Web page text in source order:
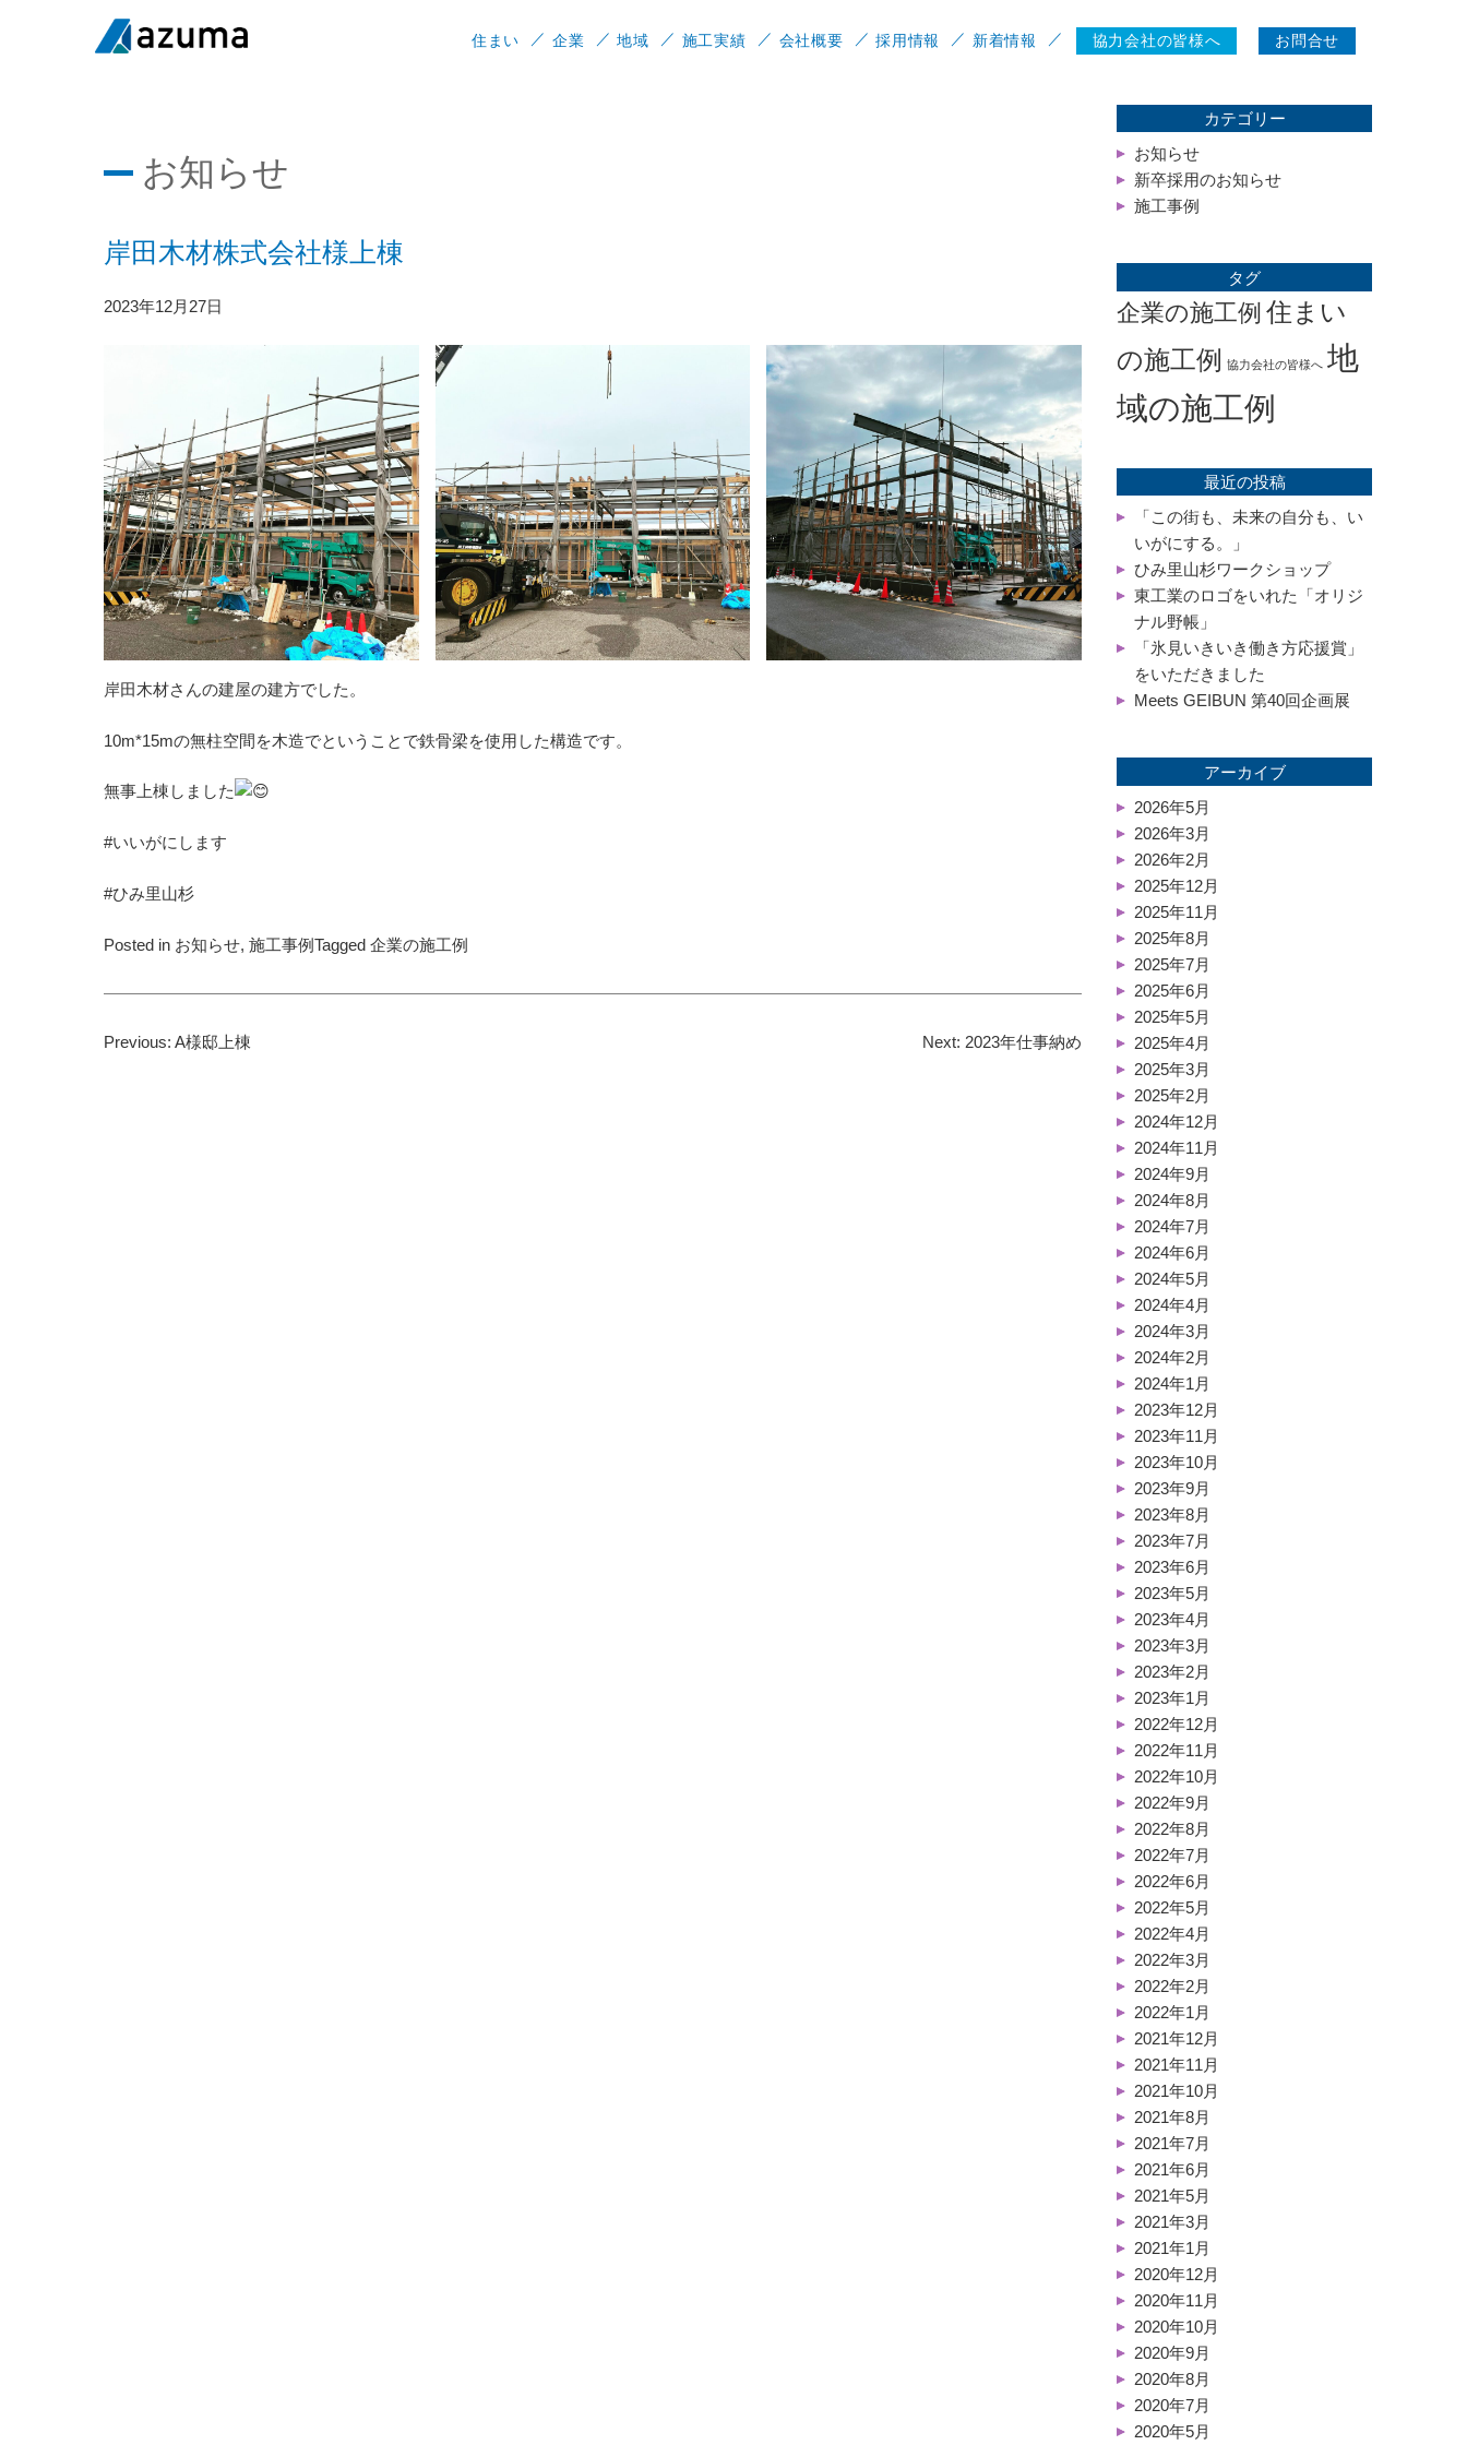
住まい 企業 地域 施工実績 会社概要 採用情報 新着情報 協力会社の皆様へ お問合せ
お知らせ
岸田木材株式会社様上棟
2023年12月27日
岸田木材さんの建屋の建方でした。
10m*15mの無柱空間を木造でということで鉄骨梁を使用した構造です。
無事上棟しました
#いいがにします
#ひみ里山杉
Posted in お知らせ, 施工事例Tagged 企業の施工例
投
Previous: A様邸上棟 Next: 2023年仕事納め
カテゴリー
お知らせ
新卒採用のお知らせ
施工事例
タグ
企業の施工例 住まい
の施工例 協力会社の皆様へ 地
域の施工例
最近の投稿
「この街も、未来の自分も、い
いがにする。」
ひみ里山杉ワークショップ
東工業のロゴをいれた「オリジ
ナル野帳」
「氷見いきいき働き方応援賞」
をいただきました
Meets GEIBUN 第40回企画展
アーカイブ
2026年5月
2026年3月
2026年2月
2025年12月
2025年11月
2025年8月
2025年7月
2025年6月
2025年5月
2025年4月
2025年3月
2025年2月
2024年12月
2024年11月
2024年9月
2024年8月
2024年7月
2024年6月
2024年5月
2024年4月
2024年3月
2024年2月
2024年1月
2023年12月
2023年11月
2023年10月
2023年9月
2023年8月
2023年7月
2023年6月
2023年5月
2023年4月
2023年3月
2023年2月
2023年1月
2022年12月
2022年11月
2022年10月
2022年9月
2022年8月
2022年7月
2022年6月
2022年5月
2022年4月
2022年3月
2022年2月
2022年1月
2021年12月
2021年11月
2021年10月
2021年8月
2021年7月
2021年6月
2021年5月
2021年3月
2021年1月
2020年12月
2020年11月
2020年10月
2020年9月
2020年8月
2020年7月
2020年5月